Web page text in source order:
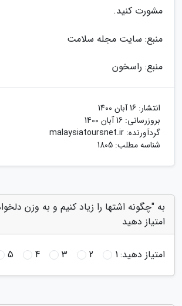
مشورت کنید.
منبع: سایت مجله سلامت
منبع: راسخون
انتشار: 16 آبان 1400
بروزرسانی: 16 آبان 1400
گردآورنده: malaysiatoursnet.ir
شناسه مطلب: 1805
به "چگونه اشتها را زیاد کنیم و به وزن
امتیاز دهید
امتیاز دهید:1
2
3
4
5